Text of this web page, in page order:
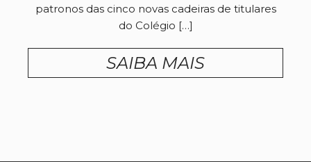
patronos das cinco novas cadeiras de titulares
do Colégio […]
SAIBA MAIS